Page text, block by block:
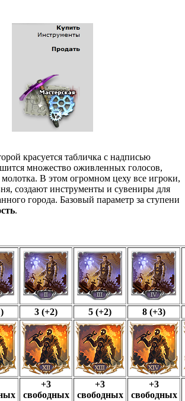
красуется табличка с надписью
множество оживленных голосов,
молотка. В этом огромном цеху все игроки,
создают инструменты и сувениры для
города. Базовый параметр за ступени
.
3 (+2) 5 (+2) 8 (+3)
+3
свободных
+3
свободных
+3
свободных